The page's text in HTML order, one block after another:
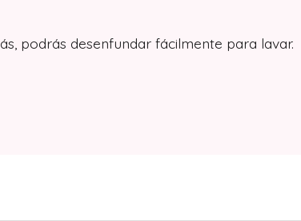
podrás desenfundar fácilmente para lavar.